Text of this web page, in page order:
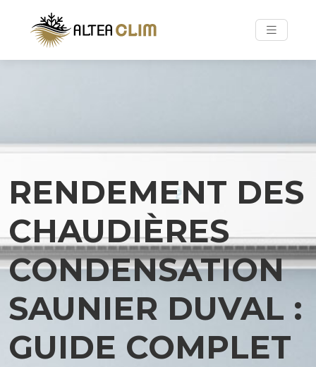
RENDEMENT DES
CHAUDIÈRES
CONDENSATION
SAUNIER DUVAL :
GUIDE COMPLET